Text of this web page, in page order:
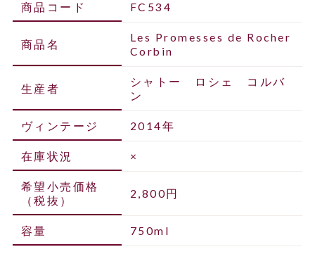
商品コード FC534
商品名
Les Promesses de Rocher
Corbin
生産者
シャトー ロシェ コルバ
ン
ヴィンテージ 2014年
在庫状況 ×
希望小売価格
（税抜）
2,800円
容量 750ml